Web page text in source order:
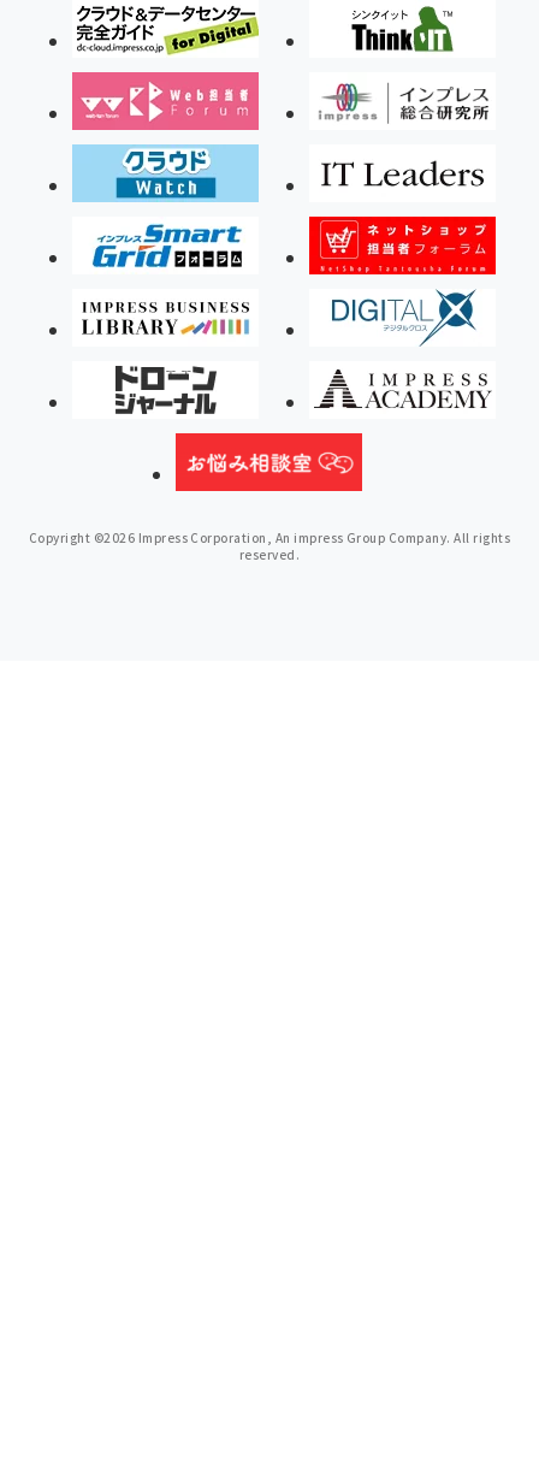
Copyright ©2026 Impress Corporation, An impress Group Company. All rights
reserved.